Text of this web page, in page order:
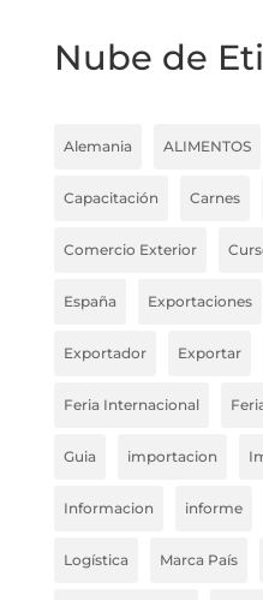
Nube de
Alemania ALIMENTOS
Capacitación Carnes
Comercio Exterior
España Exportaciones
Exportador Exportar
Feria Internacional
Guia importacion
Informacion informe
Logística Marca País